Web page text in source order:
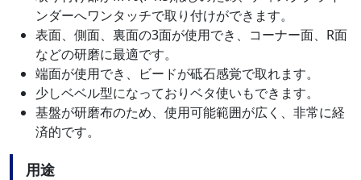
ンダーへワンタッチで取り付けができます。
表面、側面、裏面の3面が使用でき、コーナー面、R面
などの研磨に最適です。
端面が使用でき、ビードが砥石感覚で取れます。
少しベベル型になっておりベタ使いもできます。
基盤が研磨布のため、使用可能範囲が広く、非常に経
済的です。
用途